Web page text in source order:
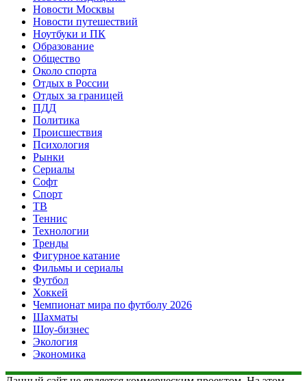
Новости Москвы
Новости путешествий
Ноутбуки и ПК
Образование
Общество
Около спорта
Отдых в России
Отдых за границей
ПДД
Политика
Происшествия
Психология
Рынки
Сериалы
Софт
Спорт
ТВ
Теннис
Технологии
Тренды
Фигурное катание
Фильмы и сериалы
Футбол
Хоккей
Чемпионат мира по футболу 2026
Шахматы
Шоу-бизнес
Экология
Экономика